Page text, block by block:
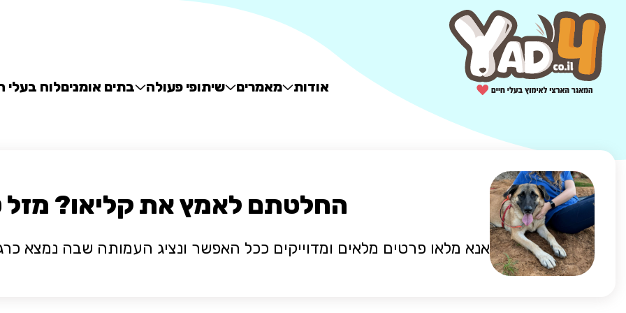
אודות מאמרים שיתופי פעולה בתים אומניםלוח בעלי
החלטתם לאמץ את קליאו? מזל
אנא מלאו פרטים מלאים ומדוייקים ככל האפשר ונציג העמותה שבה נמצא